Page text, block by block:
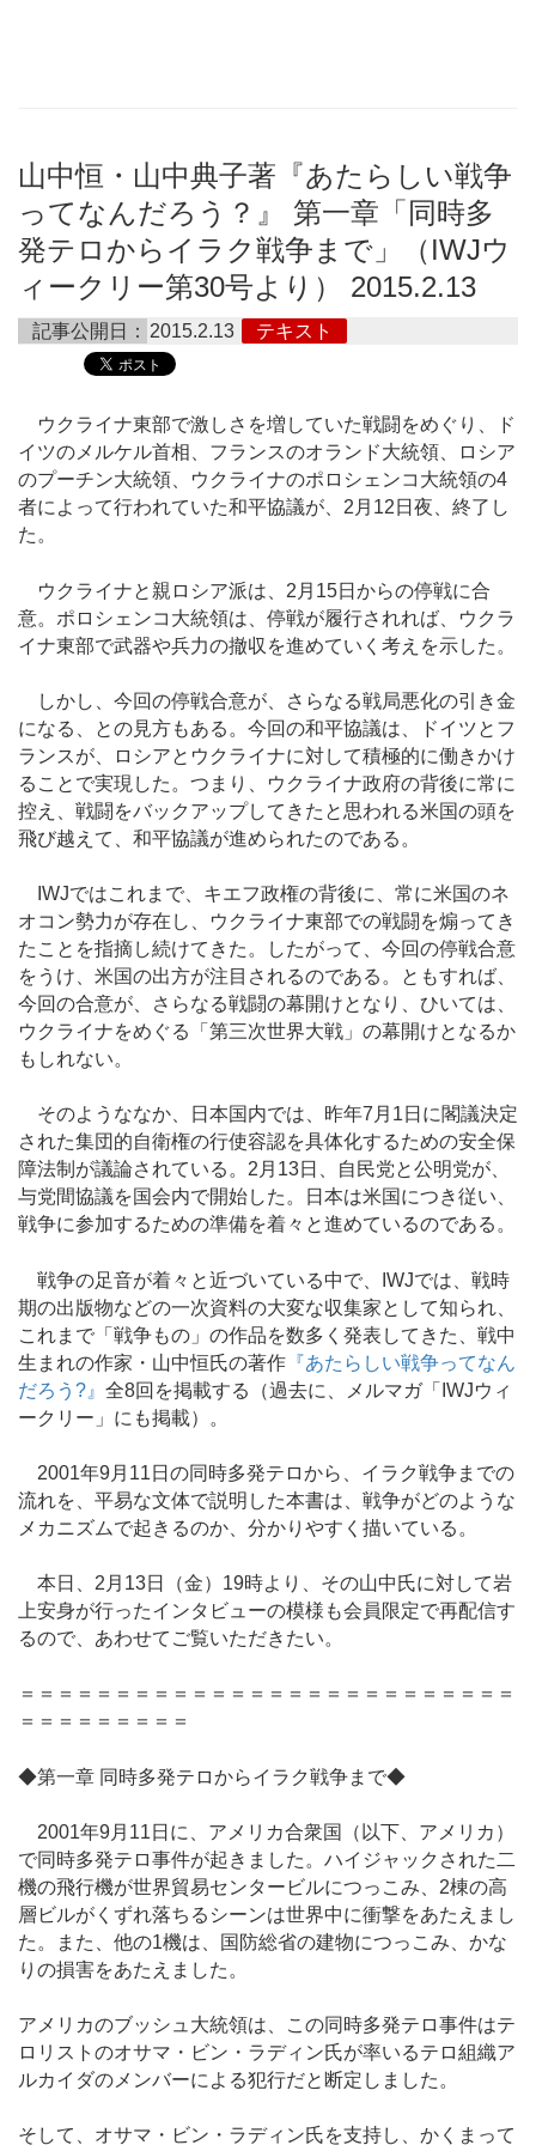
山中恒・山中典子著『あたらしい戦争
ってなんだろう？』 第一章「同時多
発テロからイラク戦争まで」（IWJウ
ィークリー第30号より） 2015.2.13
記事公開日： 2015.2.13 テキスト
ウクライナ東部で激しさを増していた戦闘をめぐり、ド
イツのメルケル首相、フランスのオランド大統領、ロシア
のプーチン大統領、ウクライナのポロシェンコ大統領の4
者によって行われていた和平協議が、2月12日夜、終了し
た。
ウクライナと親ロシア派は、2月15日からの停戦に合
意。ポロシェンコ大統領は、停戦が履行されれば、ウクラ
イナ東部で武器や兵力の撤収を進めていく考えを示した。
しかし、今回の停戦合意が、さらなる戦局悪化の引き金
になる、との見方もある。今回の和平協議は、ドイツとフ
ランスが、ロシアとウクライナに対して積極的に働きかけ
ることで実現した。つまり、ウクライナ政府の背後に常に
控え、戦闘をバックアップしてきたと思われる米国の頭を
飛び越えて、和平協議が進められたのである。
IWJではこれまで、キエフ政権の背後に、常に米国のネ
オコン勢力が存在し、ウクライナ東部での戦闘を煽ってき
たことを指摘し続けてきた。したがって、今回の停戦合意
をうけ、米国の出方が注目されるのである。ともすれば、
今回の合意が、さらなる戦闘の幕開けとなり、ひいては、
ウクライナをめぐる「第三次世界大戦」の幕開けとなるか
もしれない。
そのようななか、日本国内では、昨年7月1日に閣議決定
された集団的自衛権の行使容認を具体化するための安全保
障法制が議論されている。2月13日、自民党と公明党が、
与党間協議を国会内で開始した。日本は米国につき従い、
戦争に参加するための準備を着々と進めているのである。
戦争の足音が着々と近づいている中で、IWJでは、戦時
期の出版物などの一次資料の大変な収集家として知られ、
これまで「戦争もの」の作品を数多く発表してきた、戦中
生まれの作家・山中恒氏の著作 『あたらしい戦争ってなん
だろう?』 全8回を掲載する（過去に、メルマガ「IWJウィ
ークリー」にも掲載）。
2001年9月11日の同時多発テロから、イラク戦争までの
流れを、平易な文体で説明した本書は、戦争がどのような
メカニズムで起きるのか、分かりやすく描いている。
本日、2月13日（金）19時より、その山中氏に対して岩
上安身が行ったインタビューの模様も会員限定で再配信す
るので、あわせてご覧いただきたい。
＝＝＝＝＝＝＝＝＝＝＝＝＝＝＝＝＝＝＝＝＝＝＝＝＝＝
＝＝＝＝＝＝＝＝＝
◆第一章 同時多発テロからイラク戦争まで◆
2001年9月11日に、アメリカ合衆国（以下、アメリカ）
で同時多発テロ事件が起きました。ハイジャックされた二
機の飛行機が世界貿易センタービルにつっこみ、2棟の高
層ビルがくずれ落ちるシーンは世界中に衝撃をあたえまし
た。また、他の1機は、国防総省の建物につっこみ、かな
りの損害をあたえました。
アメリカのブッシュ大統領は、この同時多発テロ事件はテ
ロリストのオサマ・ビン・ラディン氏が率いるテロ組織ア
ルカイダのメンバーによる犯行だと断定しました。
そして、オサマ・ビン・ラディン氏を支持し、かくまって